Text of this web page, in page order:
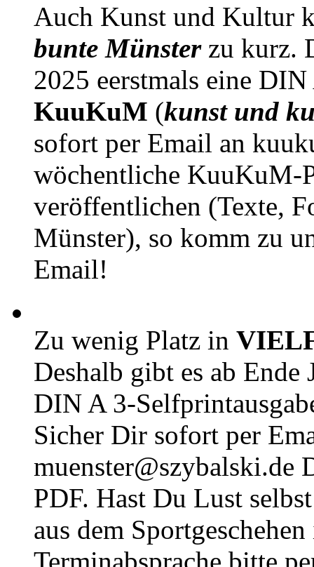
Auch Kunst und Kultur
bunte Münsterzu kurz.
2025 eerstmals eine
KuuKuM (kunst und
sofort per Email an
wöchentliche KuuKuM-
veröffentlichen (Texte,
Münster), so komm zu
Email!
Zu wenig Platz in
Deshalb gibt es ab Ende
DIN A 3-
Sicher Dir sofort per
muenster@szybalski.de
PDF. Hast Du Lust
aus dem
Terminabsprache bitte